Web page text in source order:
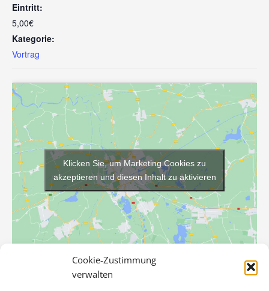
Cookie-Zustimmung
verwalten
Eintritt:
5,00€
Kategorie:
Vortrag
VERANSTALTUNGSORT
Klicken Sie, um Marketing Cookies zu
akzeptieren und diesen Inhalt zu aktivieren